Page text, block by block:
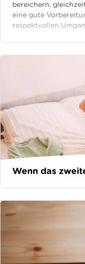
bereichern,
eine gute
respektvollen
Wenn das